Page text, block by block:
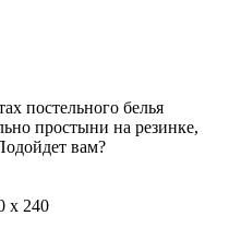
постельного белья
простыни на резинке,
вам?
х 240